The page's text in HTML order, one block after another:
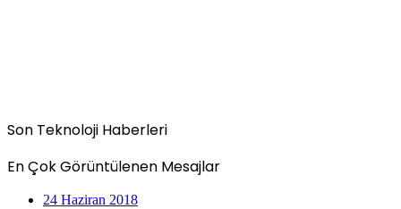
Son Teknoloji Haberleri
En Çok Görüntülenen Mesajlar
24 Haziran 2018